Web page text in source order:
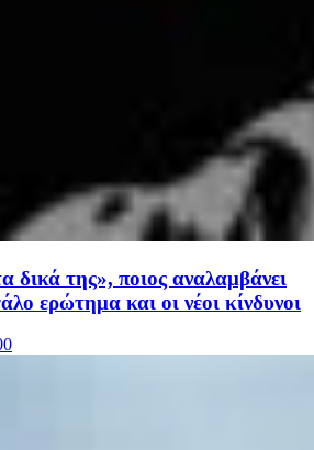
δικά της», ποιος αναλαμβάνει
ερώτημα και οι νέοι κίνδυνοι